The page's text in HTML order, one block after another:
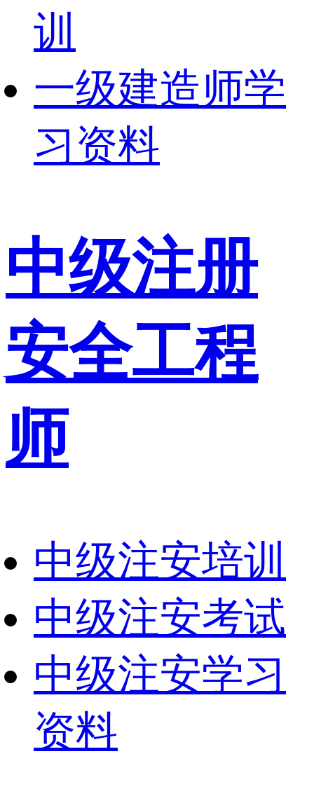
训
一级建造师学
习资料
中级注册
安全工程
师
中级注安培训
中级注安考试
中级注安学习
资料